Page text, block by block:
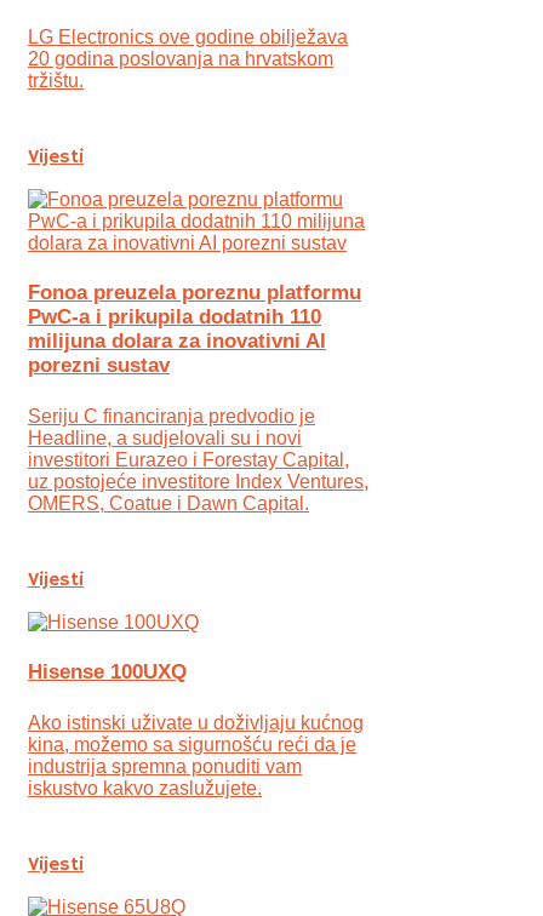
LG Electronics ove godine obilježava
20 godina poslovanja na hrvatskom
tržištu.
Vijesti
Fonoa preuzela poreznu platformu
PwC-a i prikupila dodatnih 110
milijuna dolara za inovativni AI
porezni sustav
Seriju C financiranja predvodio je
Headline, a sudjelovali su i novi
investitori Eurazeo i Forestay Capital,
uz postojeće investitore Index Ventures,
OMERS, Coatue i Dawn Capital.
Vijesti
Hisense 100UXQ
Ako istinski uživate u doživljaju kućnog
kina, možemo sa sigurnošću reći da je
industrija spremna ponuditi vam
iskustvo kakvo zaslužujete.
Vijesti